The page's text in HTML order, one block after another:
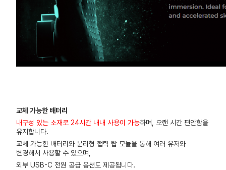
교체 가능한 배터리
내구성 있는 소재로 24시간 내내 사용이 가능하며, 오랜 시간 편안함을
유지합니다.
교체 가능한 배터리와 분리형 햅틱 탑 모듈을 통해 여러 유저와
변경해서 사용할 수 있으며,
외부 USB-C 전원 공급 옵션도 제공됩니다.